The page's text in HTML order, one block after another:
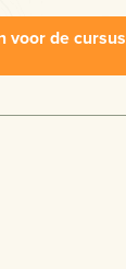
voor de cursus